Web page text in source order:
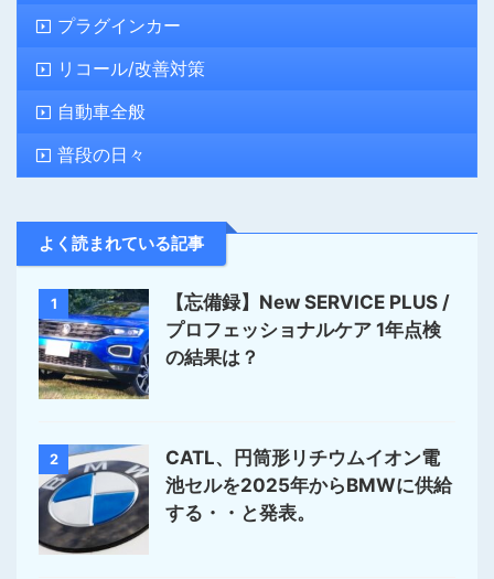
プラグインカー
リコール/改善対策
自動車全般
普段の日々
よく読まれている記事
1
【忘備録】New SERVICE PLUS /
プロフェッショナルケア 1年点検
の結果は？
2
CATL、円筒形リチウムイオン電
池セルを2025年からBMWに供給
する・・と発表。